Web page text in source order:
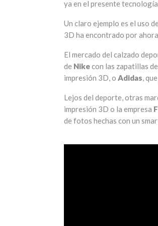
ya en el presente
Un claro ejemplo es el uso
3D ha encontrado por
El mercado del calzado
de Nikecon las zapatillas
impresión 3D, o Adidas,
Lejos del deporte, otras
impresión 3D o la empresa
de fotos hechas con un